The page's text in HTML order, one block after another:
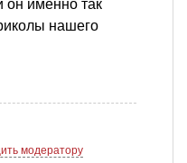
он именно так
нашего
модератору